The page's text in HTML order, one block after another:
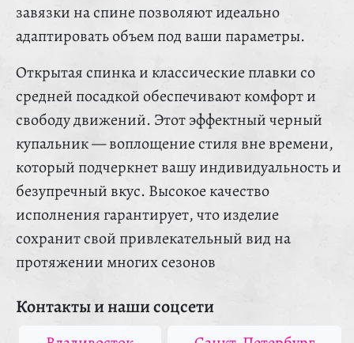
завязки на спине позволяют идеально
адаптировать объем под ваши параметры.
Открытая спинка и классические плавки со
средней посадкой обеспечивают комфорт и
свободу движений. Этот эффектный черный
купальник — воплощение стиля вне времени,
который подчеркнет вашу индивидуальность и
безупречный вкус. Высокое качество
исполнения гарантирует, что изделие
сохранит свой привлекательный вид на
протяжении многих сезонов
Контакты и наши соцсети